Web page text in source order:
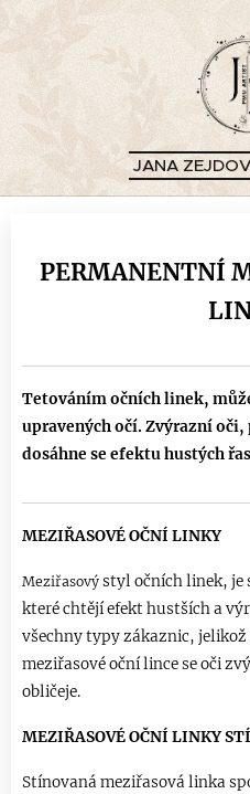
JANA
PERMANENTNÍ
Tetováním očních linek,
upravených očí. Zvýrazní
dosáhne se efektu hustých
MEZIŘASOVÉ OČNÍ LINKY
Meziřasový styl očních linek, je
které chtějí efekt hustších a
všechny typy zákaznic,
meziřasové oční lince se oči
obličeje.
MEZIŘASOVÉ OČNÍ LINKY
Stínovaná meziřasová linka